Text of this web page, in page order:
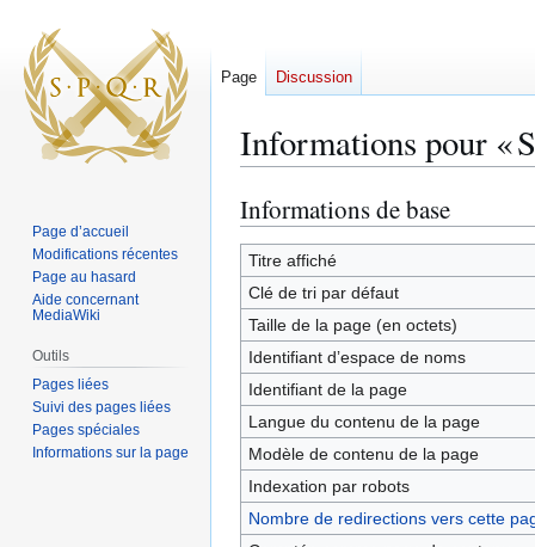
Informations pour «
Aller
à
la
navigation
Aller
à
la
recherche
Informations de base
Titre affiché
Clé de tri par défaut
Taille de la page (en octets)
Identifiant dʼespace de noms
Identifiant de la page
Langue du contenu de la page
Modèle de contenu de la page
Indexation par robots
Nombre de redirections vers cette
Page Discussion
Page d’accueil
Modifications récentes
Page au hasard
Aide concernant
MediaWiki
Outils
Pages liées
Suivi des pages liées
Pages spéciales
Informations sur la page